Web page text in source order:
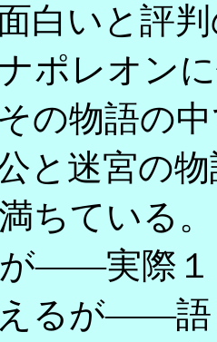
白いと評
ポレオン
の物語の
と迷宮の
ちている
――実際１
るが――語